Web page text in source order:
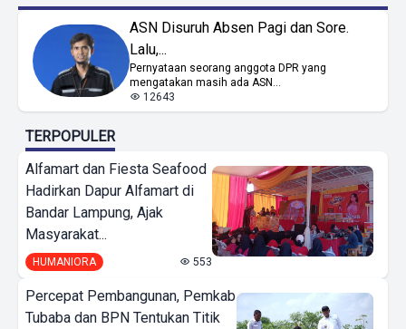
ASN Disuruh Absen Pagi dan Sore.
Lalu,...
Pernyataan seorang anggota DPR yang
mengatakan masih ada ASN...
12643
TERPOPULER
Alfamart dan Fiesta Seafood
Hadirkan Dapur Alfamart di
Bandar Lampung, Ajak
Masyarakat...
HUMANIORA 553
Percepat Pembangunan, Pemkab
Tubaba dan BPN Tentukan Titik